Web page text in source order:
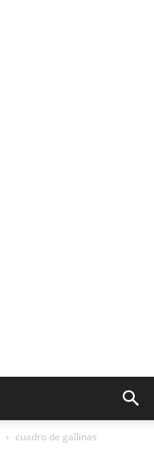
cuadro de gallinas